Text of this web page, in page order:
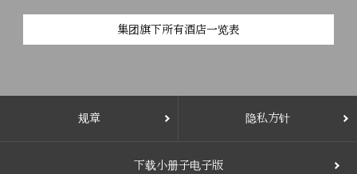
集团旗下所有酒店一览表
规章 隐私方针
下载小册子电子版